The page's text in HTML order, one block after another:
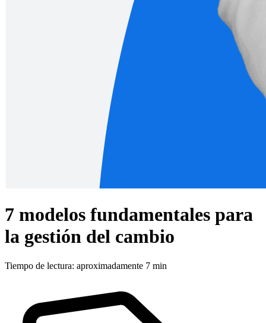
7 modelos fundamentales para
la gestión del cambio
Tiempo de lectura: aproximadamente 7 min